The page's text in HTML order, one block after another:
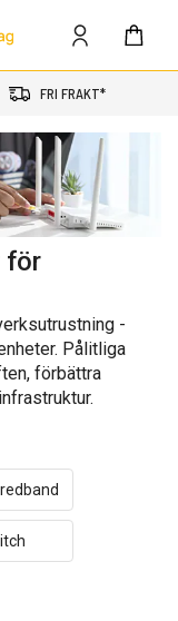
FRI FRAKT*
för
-
Pålitliga
förbättra